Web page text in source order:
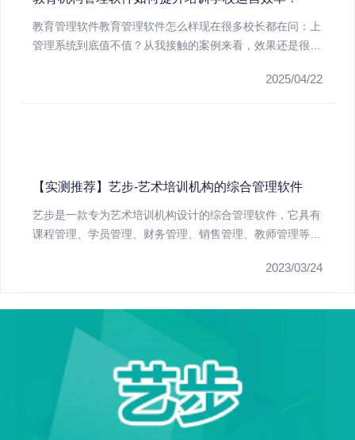
教育管理软件教育管理软件怎么样现在很多校长都在问：上
管理系统到底值不值？从我接触的案例来看，效果还是很明
2025/04/22
【实测推荐】艺步-艺术培训机构的综合管理软件
艺步是一款专为艺术培训机构设计的综合管理软件，它具有
课程管理、学员管理、财务管理、销售管理、教师管理等多
2023/03/24